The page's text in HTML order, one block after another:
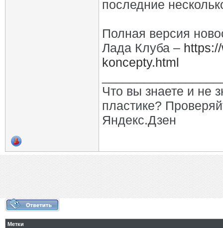
последние
Полная версия
Лада Клуба –
koncepty.html
Что вы знаете и не
пластике?
Яндекс.Дзен
Метки